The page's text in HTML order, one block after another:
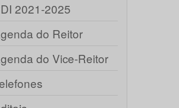
2021-2025
do Reitor
do Vice-Reitor